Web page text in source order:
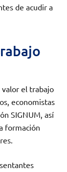
de acudir a
el trabajo
economistas
SIGNUM, así
formación